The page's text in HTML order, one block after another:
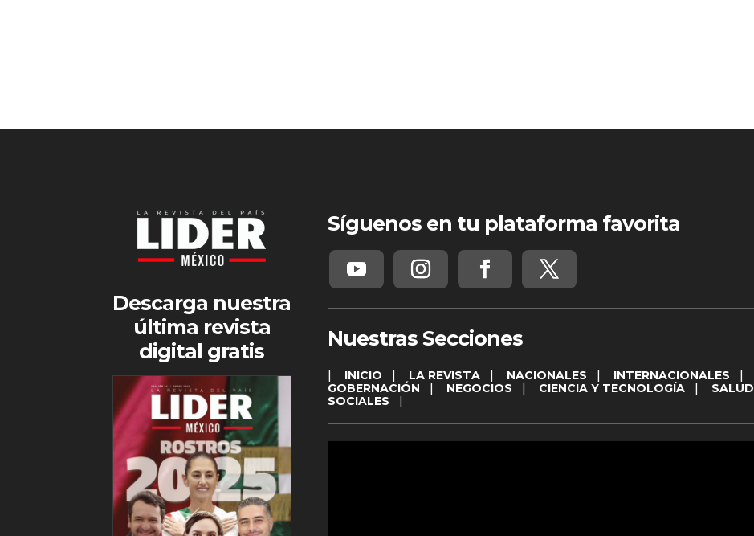
Descarga nuestra
última revista
digital gratis
Síguenos en tu plataforma favorita
Nuestras Secciones
INICIO LA REVISTA| NACIONALES INTERNACIONALES
GOBERNACIÓN
NEGOCIOS CIENCIA Y TECNOLOGÍA| SALUD
SOCIALES